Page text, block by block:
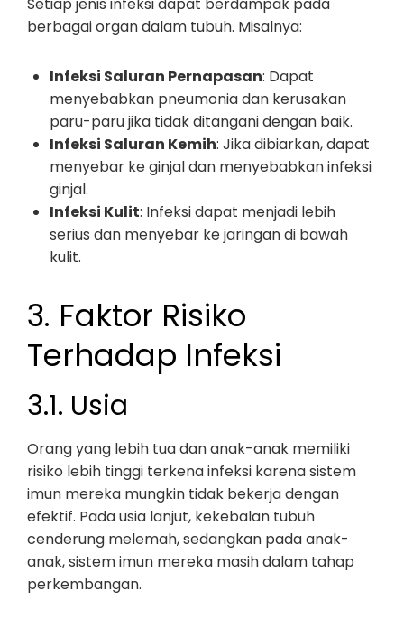
berbagai organ dalam tubuh. Misalnya:
Infeksi Saluran Pernapasan: Dapat
menyebabkan pneumonia dan kerusakan
paru-paru jika tidak ditangani dengan baik.
Infeksi Saluran Kemih: Jika dibiarkan, dapat
menyebar ke ginjal dan menyebabkan infeksi
ginjal.
Infeksi Kulit: Infeksi dapat menjadi lebih
serius dan menyebar ke jaringan di bawah
kulit.
3. Faktor Risiko
Terhadap Infeksi
3.1. Usia
Orang yang lebih tua dan anak-anak memiliki
risiko lebih tinggi terkena infeksi karena sistem
imun mereka mungkin tidak bekerja dengan
efektif. Pada usia lanjut, kekebalan tubuh
cenderung melemah, sedangkan pada anak-
anak, sistem imun mereka masih dalam tahap
perkembangan.